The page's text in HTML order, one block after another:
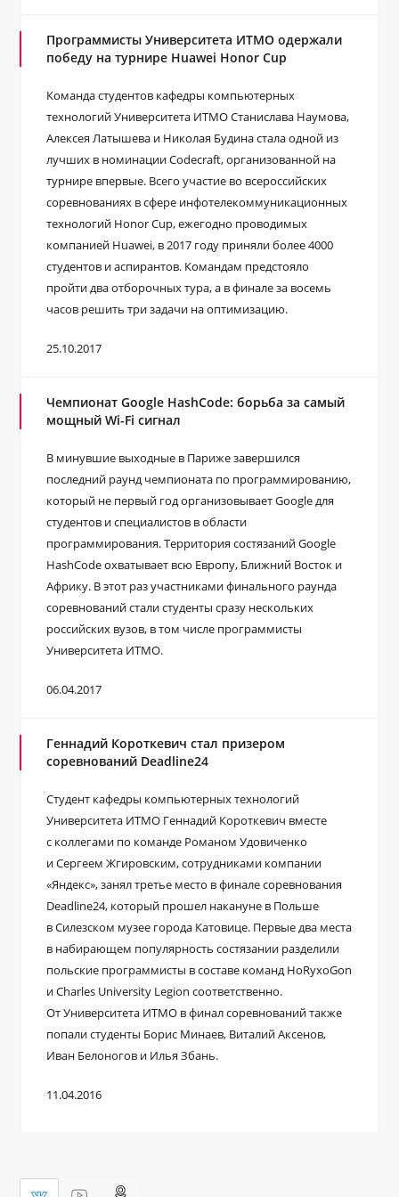
Программисты Университета ИТМО одержали
победу на турнире Huawei Honor Cup
Команда студентов кафедры компьютерных
технологий Университета ИТМО Станислава Наумова,
Алексея Латышева и Николая Будина стала одной из
лучших в номинации Codecraft, организованной на
турнире впервые. Всего участие во всероссийских
соревнованиях в сфере инфотелекоммуникационных
технологий Honor Cup, ежегодно проводимых
компанией Huawei, в 2017 году приняли более 4000
студентов и аспирантов. Командам предстояло
пройти два отборочных тура, а в финале за восемь
часов решить три задачи на оптимизацию.
25.10.2017
Чемпионат Google HashCode: борьба за самый
мощный Wi-Fi сигнал
В минувшие выходные в Париже завершился
последний раунд чемпионата по программированию,
который не первый год организовывает Google для
студентов и специалистов в области
программирования. Территория состязаний Google
HashCode охватывает всю Европу, Ближний Восток и
Африку. В этот раз участниками финального раунда
соревнований стали студенты сразу нескольких
российских вузов, в том числе программисты
Университета ИТМО.
06.04.2017
Геннадий Короткевич стал призером
соревнований Deadline24
Студент кафедры компьютерных технологий
Университета ИТМО Геннадий Короткевич вместе
с коллегами по команде Романом Удовиченко
и Сергеем Жгировским, сотрудниками компании
«Яндекс», занял третье место в финале соревнования
Deadline24, который прошел накануне в Польше
в Силезском музее города Катовице. Первые два места
в набирающем популярность состязании разделили
польские программисты в составе команд HoRyxoGon
и Charles University Legion соответственно.
От Университета ИТМО в финал соревнований также
попали студенты Борис Минаев, Виталий Аксенов,
Иван Белоногов и Илья Збань.
11.04.2016